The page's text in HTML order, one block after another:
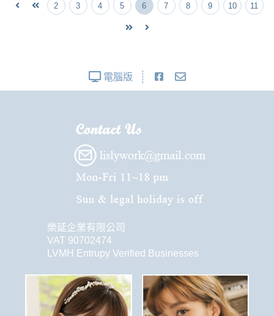
2 3 4 5 6 7 8 9 10 11
電腦版
樂延企業有限公司
VAT 90702474
LVMH Entrupy Verified Businesses